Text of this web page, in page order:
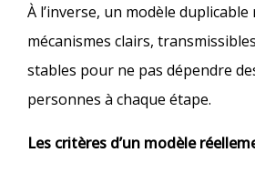
À l’inverse, un modèle
mécanismes clairs,
stables pour ne pas dépendre
personnes à chaque étape.
Les critères d’un modèle